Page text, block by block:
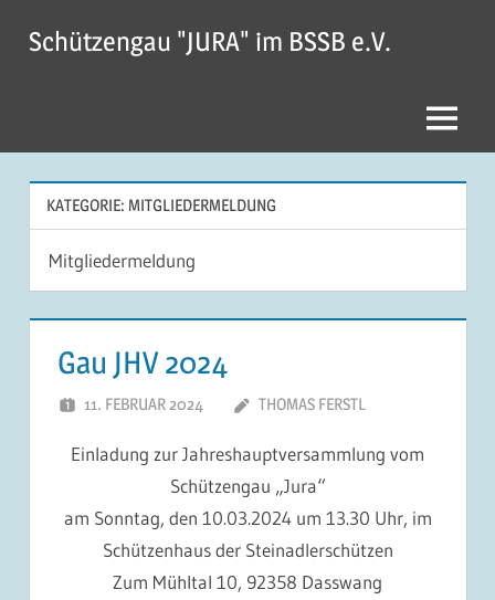
InhaltSchützengau "JURA" im BSSB e.V.
Menu
KATEGORIE: MITGLIEDERMELDUNG
Mitgliedermeldung
Gau JHV 2024
11. FEBRUAR 2024 THOMAS FERSTL
Einladung zur Jahreshauptversammlung vom
Schützengau „Jura“
am Sonntag, den 10.03.2024 um 13.30 Uhr, im
Schützenhaus der Steinadlerschützen
Zum Mühltal 10, 92358 Dasswang